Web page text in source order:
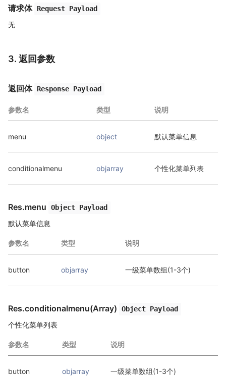
请求体 Request Payload
无
3. 返回参数
返回体 Response Payload
参数名 类型 说明
menu object 默认菜单信息
conditionalmenu objarray 个性化菜单列表
Res.menu Object Payload
默认菜单信息
参数名 类型 说明
button objarray 一级菜单数组(1-3个)
Res.conditionalmenu(Array) Object Payload
个性化菜单列表
参数名 类型 说明
button objarray 一级菜单数组(1-3个)